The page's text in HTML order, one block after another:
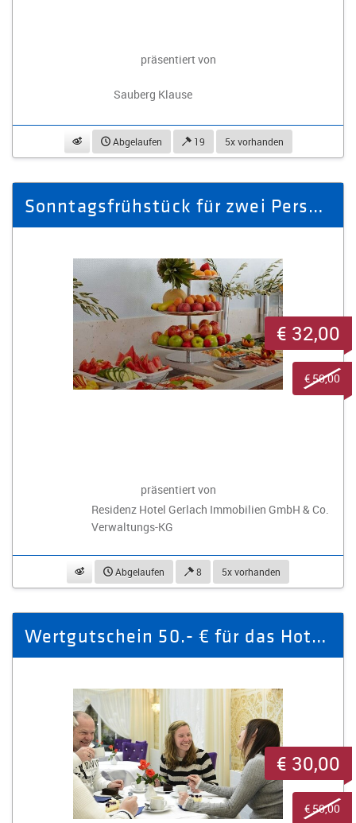
präsentiert von
Sauberg Klause
beobachtenAbgelaufen 19 5x vorhanden
Sonntagsfrühstück für zwei Personen inkl. ein Glas Sekt pro Person
präsentiert von
Residenz Hotel Gerlach Immobilien GmbH & Co.
Verwaltungs-KG
beobachtenAbgelaufen 8 5x vorhanden
€ 32,00
€ 50,00
Wertgutschein 50.- € für das Hotel Alexandra
€ 30,00
€ 50,00